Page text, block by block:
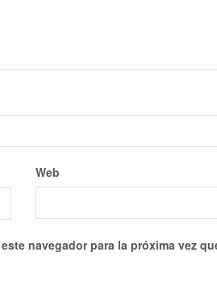
Web
navegador para la próxima vez